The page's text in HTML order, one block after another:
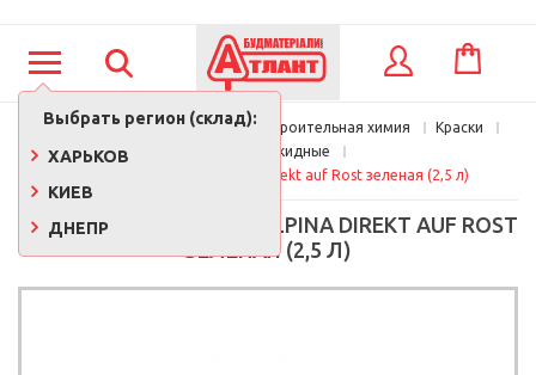
Выбрать регион (склад):
ХАРЬКОВ
КИЕВ
ДНЕПР
КОРЗИНА
Главная Краски, лаки, клеи, строительная химия
Краски
Эмали алкидные
Эмаль по ржавчине Alpina Direkt auf Rost зеленая (2,5 л)
ЭМАЛЬ ПО РЖАВЧИНЕ ALPINA DIREKT AUF ROST
ЗЕЛЕНАЯ (2,5 Л)